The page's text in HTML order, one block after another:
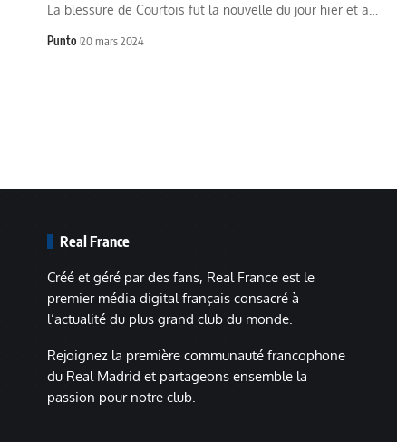
La blessure de Courtois fut la nouvelle du jour hier et a…
Punto 20 mars 2024
Real France
Créé et géré par des fans, Real France est le
premier média digital français consacré à
l’actualité du plus grand club du monde.
Rejoignez la première communauté francophone
du Real Madrid et partageons ensemble la
passion pour notre club.